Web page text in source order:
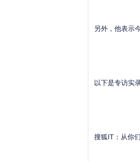
另外，他表示
以下是专访实
搜狐IT：从你